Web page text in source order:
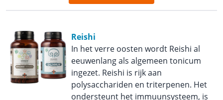
Reishi
In het verre oosten wordt Reishi al
eeuwenlang als algemeen tonicum
ingezet. Reishi is rijk aan
polysacchariden en triterpenen. Het
ondersteunt het immuunsysteem, is